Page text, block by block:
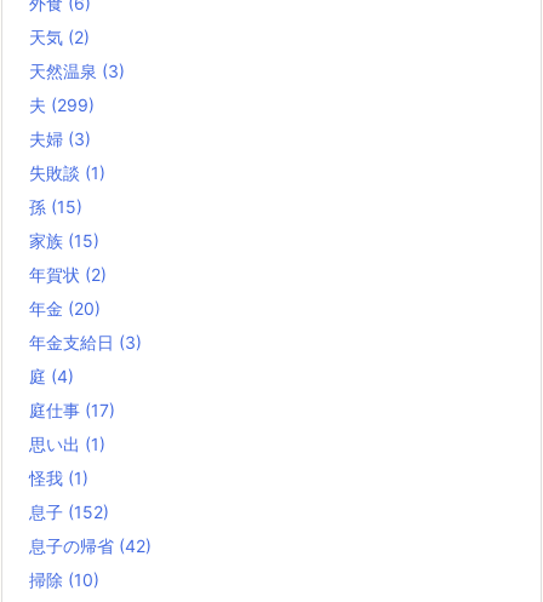
天気 (2)
天然温泉 (3)
夫 (299)
夫婦 (3)
失敗談 (1)
孫 (15)
家族 (15)
年賀状 (2)
年金 (20)
年金支給日 (3)
庭 (4)
庭仕事 (17)
思い出 (1)
怪我 (1)
息子 (152)
息子の帰省 (42)
掃除 (10)